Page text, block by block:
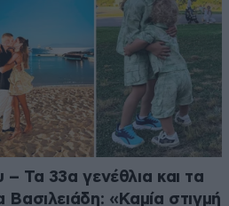
– Τα 33α γενέθλια και τα
«Καμία στιγμή